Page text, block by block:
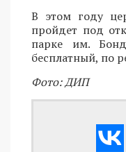
В этом году
пройдет под
парке им.
бесплатный, по
Фото: ДИП